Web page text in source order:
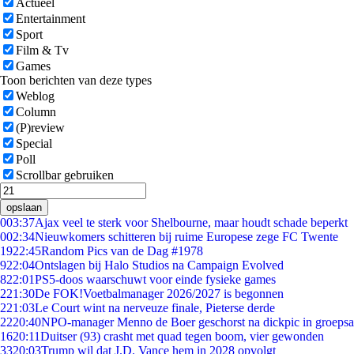
Actueel
Entertainment
Sport
Film & Tv
Games
Toon berichten van deze types
Weblog
Column
(P)review
Special
Poll
Scrollbar gebruiken
opslaan
003:37Ajax veel te sterk voor Shelbourne, maar houdt schade beperkt
002:34Nieuwkomers schitteren bij ruime Europese zege FC Twente
1922:45Random Pics van de Dag #1978
922:04Ontslagen bij Halo Studios na Campaign Evolved
822:01PS5-doos waarschuwt voor einde fysieke games
221:30De FOK!Voetbalmanager 2026/2027 is begonnen
221:03Le Court wint na nerveuze finale, Pieterse derde
2220:40NPO-manager Menno de Boer geschorst na dickpic in
1620:11Duitser (93) crasht met quad tegen boom, vier gewonden
3320:03Trump wil dat J.D. Vance hem in 2028 opvolgt